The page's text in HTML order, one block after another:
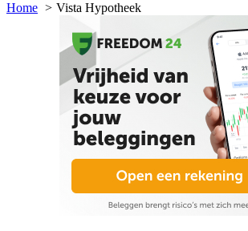
Home
Vista Hypotheek